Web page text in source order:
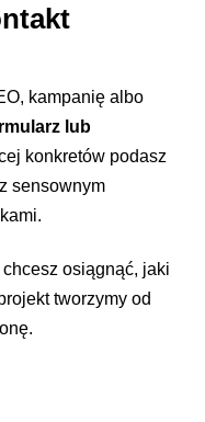
kampanię albo
lub
konkretów podasz
sensownym
osiągnąć, jaki
tworzymy od